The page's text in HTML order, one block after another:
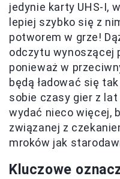
jedynie karty UHS-I,
lepiej szybko się z
potworem w grze!
odczytu wynoszącej
ponieważ w
będą ładować się
sobie czasy gier z lat
wydać nieco więcej,
związanej z
mroków jak
Kluczowe